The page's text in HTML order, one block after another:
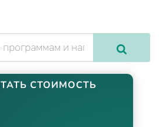
СТОИМОСТЬ